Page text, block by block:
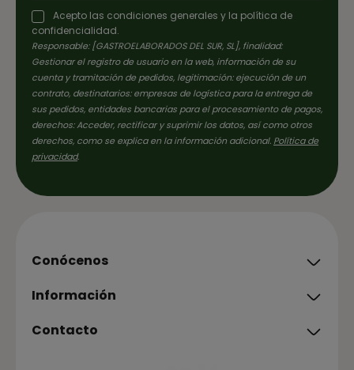
Acepto las condiciones generales y la política de
confidencialidad.
Responsable: [GASTROELABORADOS DEL SUR, SL], finalidad:
Gestionar el registro de usuario en la web, información de su
cuenta y tramitación de pedidos, legitimación: ejecución de un
contrato, destinatarios: empresas de logística para la entrega de
sus pedidos, entidades bancarias para el procesamiento de pagos,
derechos: Acceder, rectificar y suprimir los datos, así como otros
derechos, como se explica en la información adicional. Política de
privacidad.
Conócenos
Información
Contacto